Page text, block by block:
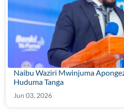
Naibu Waziri Mwinjuma
Huduma Tanga
Jun 03, 2026